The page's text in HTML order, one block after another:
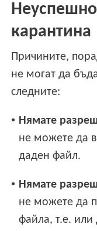
карантина
Причините,
не могат да
следните:
• Нямате
не можете да
даден файл.
• Нямате
не можете да
файла, т.е.